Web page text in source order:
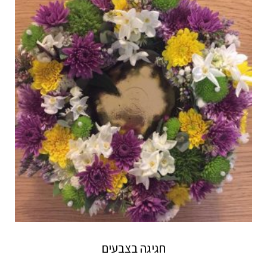
חגיגה בצבעים